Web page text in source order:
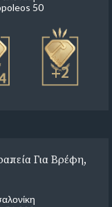
50
+2
Για Βρέφη,